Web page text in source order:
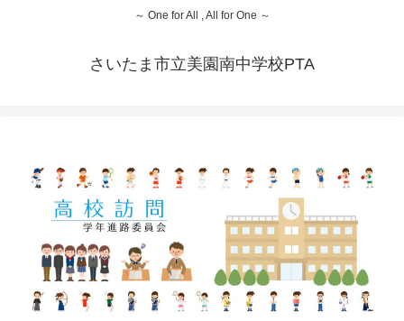
～ One for All , All for One ～
さいたま市立美園南中学校PTA